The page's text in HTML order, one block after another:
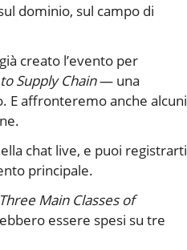
dominio, sul campo di
creato l’evento per
Supply Chain— una
E affronteremo anche alcuni
chat live, e puoi registrarti
principale.
Main Classes of
essere spesi su tre